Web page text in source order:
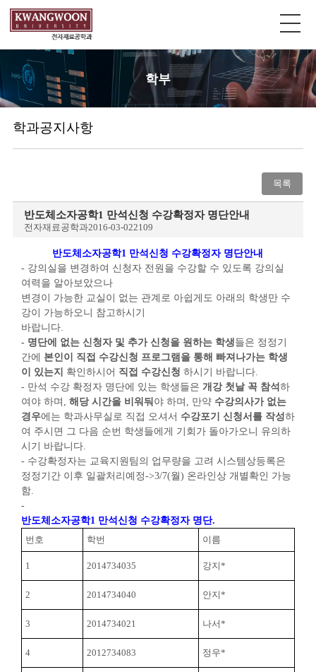
학부
학과공지사항
목록
반도체소자공학1 만석신청 수강확정자 명단안내
전자재료공학과2016-03-022109
반도체소자공학1 만석신청 수강확정자 명단안내
- 강의실을 변경하여 신청자 전원을 수강할 수 있도록 강의실
여력을 알아보았으나
변경이 가능한 교실이 없는 관계로 아쉽게도 아래의 학생만 수
강이 가능하오니 참고하시기
바랍니다.
- 명단에 없는 신청자 및 추가 신청을 원하는 학생들은 정정기
간에 본인이 직접 수강신청 프로그램을 통해 빠져나가는 학생
이 있는지 확인하시어 직접 수강신청 하시기 바랍니다.
- 만석 수강 확정자 명단에 있는 학생들은 개강 첫날 꼭 참석 하
여야 하며, 해당 시간을 비워둬 야 하며, 만약 수강의사가 없는
경우에는 학과사무실로 직접 오셔서 수강포기 신청서를 작성하
여 주시면 그 다음 순번 학생들에게 기회가 돌아가오니 유의하
시기 바랍니다.
- 수강확정자는 교육지원팀의 업무량을 고려 시스템상등록은
정정기간 이후 일괄처리예정->3/7(월) 온라인상 개별확인 가능
함.
-
반도체소자공학1 만석신청 수강확정자 명단.
번호
학번 이름
1 2014734035 강지*
2 2014734040 안지*
3 2014734021 나서*
4 2012734083 정우*